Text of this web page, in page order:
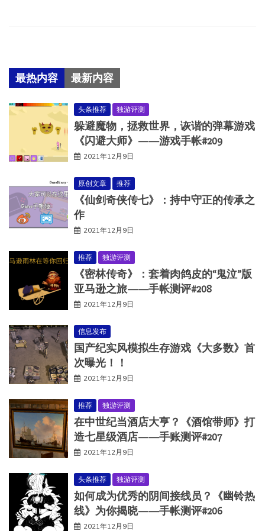
最热内容 最新内容
头条推荐 独游评测
躲避魔物，拯救世界，诙谐的弹幕游戏
《闪避大师》——游戏手帐#209
2021年12月9日
原创文章 推荐
《仙剑奇侠传七》：持中守正的传承之
作
2021年12月9日
推荐 独游评测
《密林传奇》：套着肉鸽皮的“鬼泣”版
亚马逊之旅——手帐测评#208
2021年12月9日
信息发布
国产纪实风模拟生存游戏《大多数》首
次曝光！！
2021年12月9日
推荐 独游评测
在中世纪当酒店大亨？《酒馆带师》打
造七星级酒店——手账测评#207
2021年12月9日
头条推荐 独游评测
如何成为优秀的阴间接线员？《幽铃热
线》为你揭晓——手帐测评#206
2021年12月9日